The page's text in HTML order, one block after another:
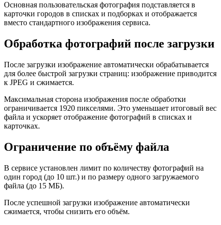
Основная пользовательская фотография подставляется в
карточки городов в списках и подборках и отображается
вместо стандартного изображения сервиса.
Обработка фотографий после загрузки
После загрузки изображение автоматически обрабатывается
для более быстрой загрузки страниц: изображение приводится
к JPEG и сжимается.
Максимальная сторона изображения после обработки
ограничивается 1920 пикселями. Это уменьшает итоговый вес
файла и ускоряет отображение фотографий в списках и
карточках.
Ограничение по объёму файла
В сервисе установлен лимит по количеству фотографий на
один город (до 10 шт.) и по размеру одного загружаемого
файла (до 15 МБ).
После успешной загрузки изображение автоматически
сжимается, чтобы снизить его объём.